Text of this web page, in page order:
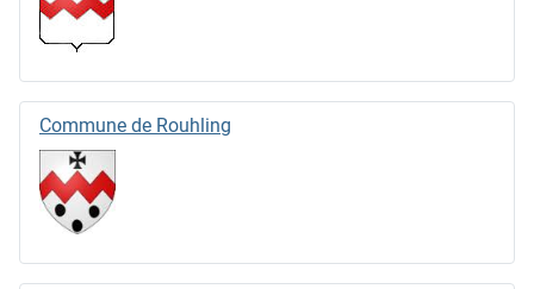
Commune de Rouhling